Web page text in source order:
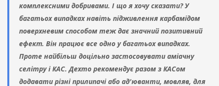
комплексними добривами. І що я хочу сказати? У
багатьох випадках навіть підживлення карбамідом
поверхневим способом теж дає значний позитивний
ефект. Він працює все одно у багатьох випадках.
Проте найбільш доцільно застосовувати аміачну
селітру і КАС. Дехто рекомендує разом з КАСом
додавати різні прилипачі або ад'юванти, мовляв, для